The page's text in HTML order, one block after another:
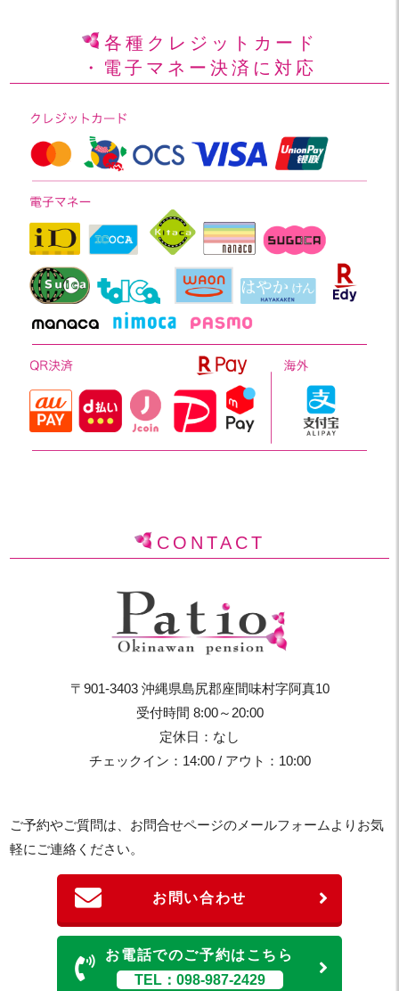
各種クレジットカード
・電子マネー決済に対応
CONTACT
〒901-3403 沖縄県島尻郡座間味村字阿真10
受付時間 8:00～20:00
定休日：なし
チェックイン：14:00 / アウト：10:00
ご予約やご質問は、お問合せページのメールフォームよりお気
軽にご連絡ください。
お問い合わせ
お電話でのご予約はこちら
TEL：098-987-2429